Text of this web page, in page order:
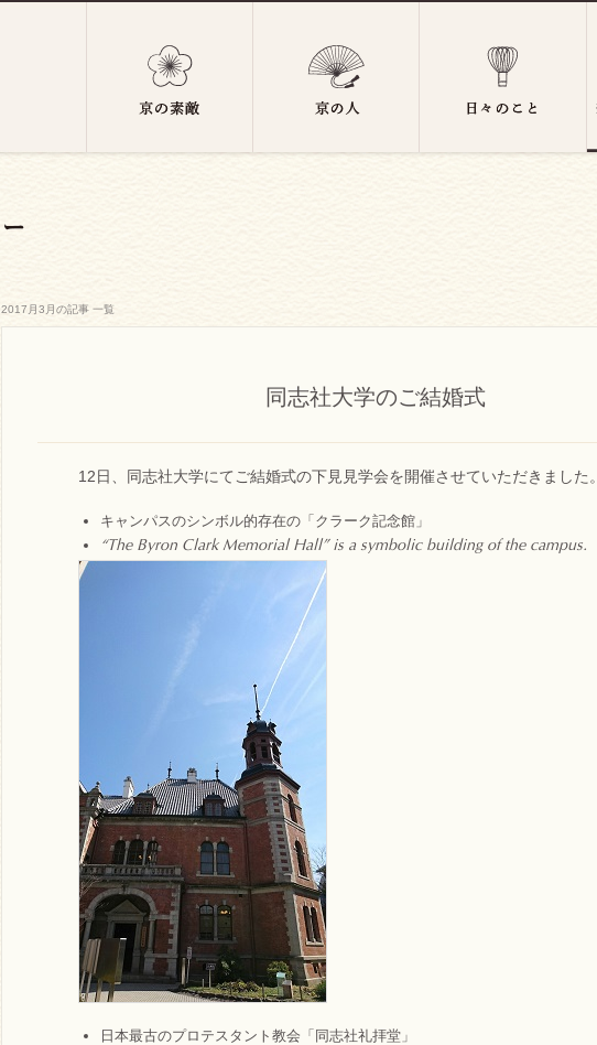
2017月3月の記事 一覧
同志社大学のご結婚式
12日、同志社大学にてご結婚式の下見見学会を開催させていただきました。
キャンパスのシンボル的存在の「クラーク記念館」
“The Byron Clark Memorial Hall” is a symbolic building of the campus.
日本最古のプロテスタント教会「同志社礼拝堂」